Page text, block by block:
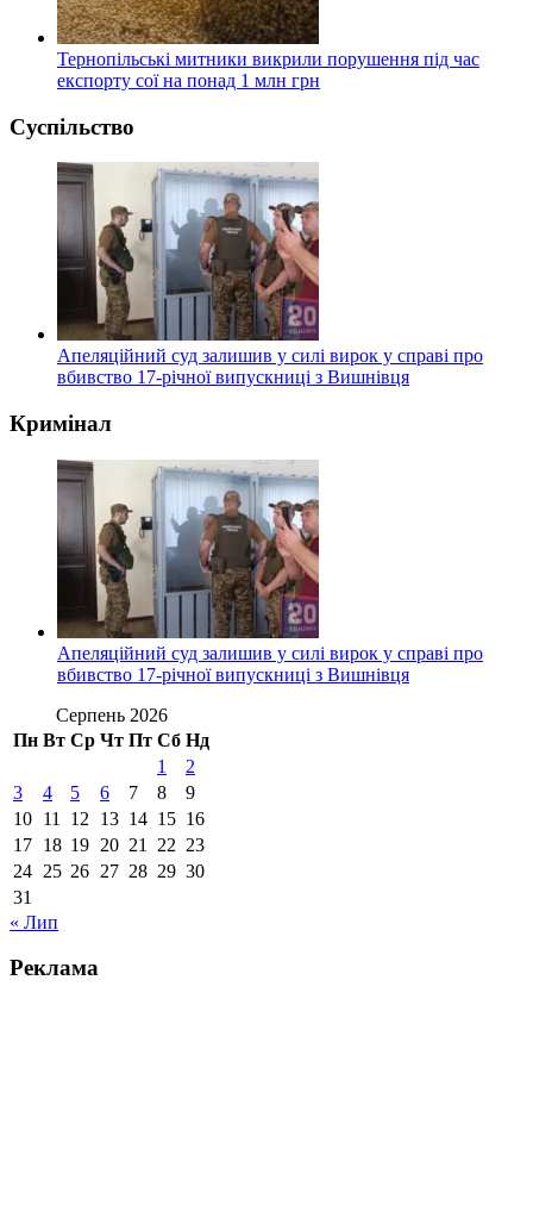
Тернопільські митники викрили порушення під час
експорту сої на понад 1 млн грн
Суспільство
Апеляційний суд залишив у силі вирок у справі про
вбивство 17-річної випускниці з Вишнівця
Кримінал
Апеляційний суд залишив у силі вирок у справі про
вбивство 17-річної випускниці з Вишнівця
Серпень 2026
Пн Вт Ср Чт Пт Сб Нд
1
2
3
4 5 6 7 8
9
10 11 12 13 14 15 16
17 18 19 20 21 22 23
24 25 26 27 28 29 30
31
« Лип
Реклама